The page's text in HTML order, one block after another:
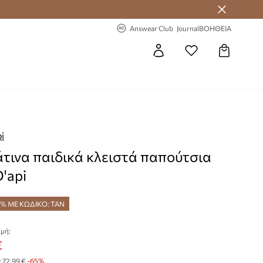
Club
Answear Club JournalΒΟΗΘΕΙΑ
παιδικά κλειστά παπούτσια
ΜΕ ΚΩΔΙΚΟ: TAN
72,99 €-65%